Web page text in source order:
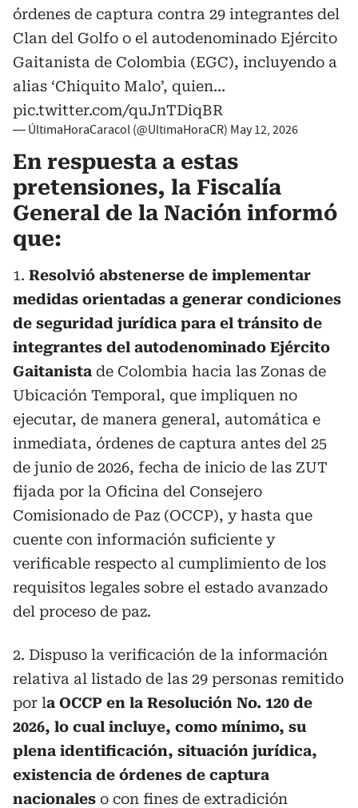
órdenes de captura contra 29 integrantes del
Clan del Golfo o el autodenominado Ejército
Gaitanista de Colombia (EGC), incluyendo a
alias ‘Chiquito Malo’, quien…
pic.twitter.com/quJnTDiqBR
— ÚltimaHoraCaracol (@UltimaHoraCR) May 12, 2026
En respuesta a estas
pretensiones, la Fiscalía
General de la Nación informó
que:
1. Resolvió abstenerse de implementar
medidas orientadas a generar condiciones
de seguridad jurídica para el tránsito de
integrantes del autodenominado Ejército
Gaitanista de Colombia hacia las Zonas de
Ubicación Temporal, que impliquen no
ejecutar, de manera general, automática e
inmediata, órdenes de captura antes del 25
de junio de 2026, fecha de inicio de las ZUT
fijada por la Oficina del Consejero
Comisionado de Paz (OCCP), y hasta que
cuente con información suficiente y
verificable respecto al cumplimiento de los
requisitos legales sobre el estado avanzado
del proceso de paz.
2. Dispuso la verificación de la información
relativa al listado de las 29 personas remitido
por la OCCP en la Resolución No. 120 de
2026, lo cual incluye, como mínimo, su
plena identificación, situación jurídica,
existencia de órdenes de captura
nacionales o con fines de extradición